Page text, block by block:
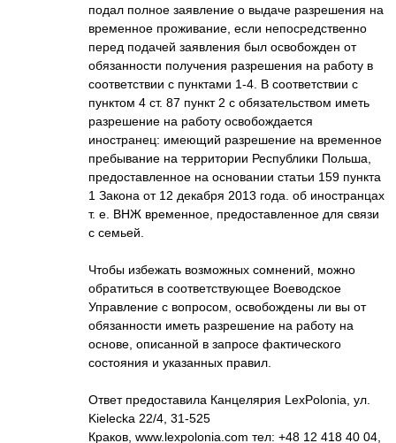
подал полное заявление о выдаче разрешения на
временное проживание, если непосредственно
перед подачей заявления был освобожден от
обязанности получения разрешения на работу в
соответствии с пунктами 1-4. В соответствии с
пунктом 4 ст. 87 пункт 2 с обязательством иметь
разрешение на работу освобождается
иностранец: имеющий разрешение на временное
пребывание на территории Республики Польша,
предоставленное на основании статьи 159 пункта
1 Закона от 12 декабря 2013 года. об иностранцах
т. е. ВНЖ временное, предоставленное для связи
с семьей.
Чтобы избежать возможных сомнений, можно
обратиться в соответствующее Воеводское
Управление с вопросом, освобождены ли вы от
обязанности иметь разрешение на работу на
основе, описанной в запросе фактического
состояния и указанных правил.
Ответ предоставила Канцелярия LexPolonia, ул.
Kielecka 22/4, 31-525
Краков, www.lexpolonia.com тел: +48 12 418 40 04,